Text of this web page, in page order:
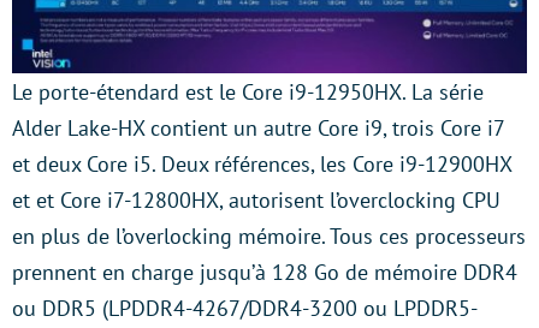
Le porte-étendard est le Core i9-12950HX. La série
Alder Lake-HX contient un autre Core i9, trois Core i7
et deux Core i5. Deux références, les Core i9-12900HX
et et Core i7-12800HX, autorisent l’overclocking CPU
en plus de l’overlocking mémoire. Tous ces processeurs
prennent en charge jusqu’à 128 Go de mémoire DDR4
ou DDR5 (LPDDR4-4267/DDR4-3200 ou LPDDR5-